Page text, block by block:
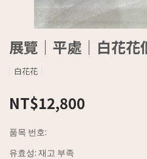
展覽｜平處｜白花花
白花花
NT$12,800
품목 번호:
유효성: 재고 부족